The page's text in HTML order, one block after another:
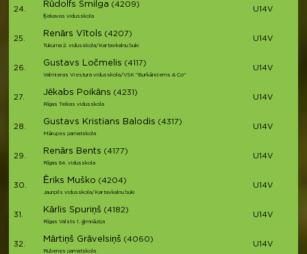
24.
Rūdolfs Smilga (4209)
Ķekavas vidusskola
U14V
25.
Renārs Vītols (4207)
Tukuma 2. vidusskola/Kartavkalnu buki
U14V
26.
Gustavs Ločmelis (4117)
Valmieras Viestura vidusskola/VSK "Burkānciems & Co"
U14V
27.
Jēkabs Poikāns (4231)
Rīgas Teikas vidusskola
U14V
28.
Gustavs Kristians Balodis (4317)
Mārupes pamatskola
U14V
29.
Renārs Bents (4177)
Rīgas 64. vidusskola
U14V
30.
Ēriks Muško (4204)
Jaunpils vidusskola/Kartavkalnu buki
U14V
31.
Kārlis Spuriņš (4182)
Rīgas Valsts 1. ģimnāzija
U14V
32.
Mārtiņš Grāvelsiņš (4060)
Rubenes pamatskola
U14V